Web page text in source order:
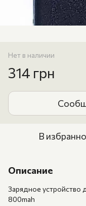
Нет в наличии
314 грн
В
Описание
Зарядное устройство
800mah